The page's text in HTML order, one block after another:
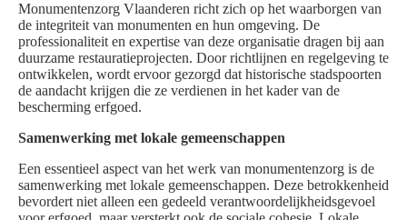
Monumentenzorg Vlaanderen richt zich op het waarborgen van
de integriteit van monumenten en hun omgeving. De
professionaliteit en expertise van deze organisatie dragen bij aan
duurzame restauratieprojecten. Door richtlijnen en regelgeving te
ontwikkelen, wordt ervoor gezorgd dat historische stadspoorten
de aandacht krijgen die ze verdienen in het kader van de
bescherming erfgoed.
Samenwerking met lokale gemeenschappen
Een essentieel aspect van het werk van monumentenzorg is de
samenwerking met lokale gemeenschappen. Deze betrokkenheid
bevordert niet alleen een gedeeld verantwoordelijkheidsgevoel